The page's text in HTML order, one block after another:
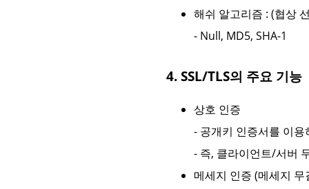
해쉬 알고리즘 : (협상
- Null, MD5, SHA-1
4. SSL/TLS의 주요 기능
상호 인증
- 공개키 인증서를 이
- 즉, 클라이언트/서버
메세지 인증 (메세지 무